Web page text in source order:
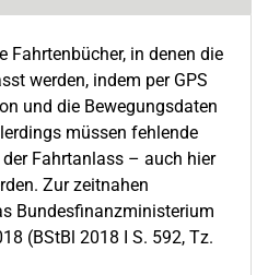
Fahrtenbücher, in denen die
werden, indem per GPS
und die Bewegungsdaten
müssen fehlende
Fahrtanlass – auch hier
Zur zeitnahen
Bundesfinanzministerium
(BStBl 2018 I S. 592, Tz.